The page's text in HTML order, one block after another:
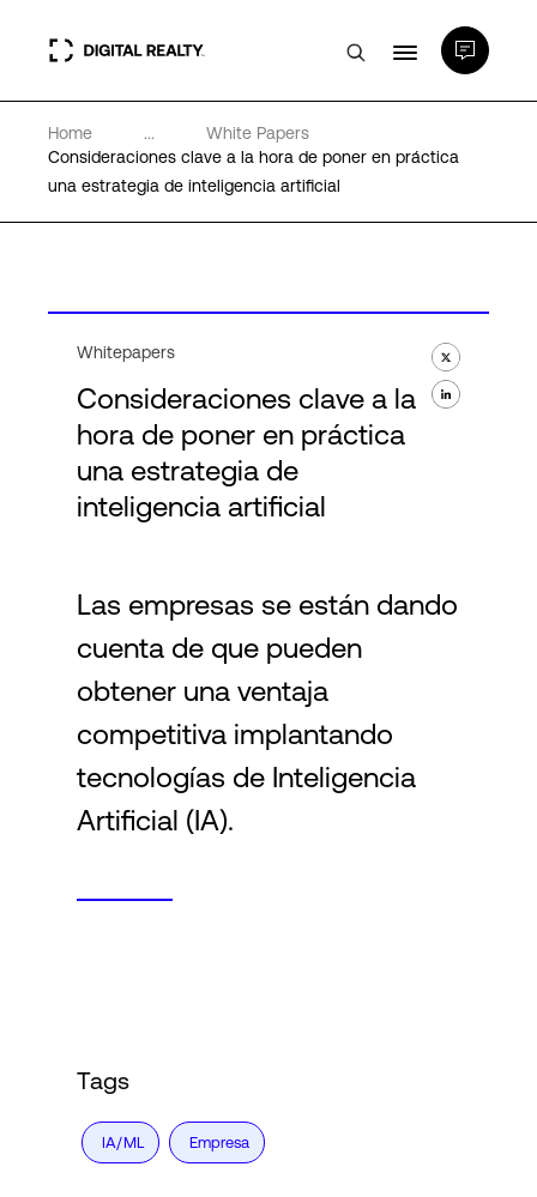
Centros de Datos
PlatformDIGITAL®
Login
Home ...
White Papers
Consideraciones clave a la hora de poner en práctica
una estrategia de inteligencia artificial
Whitepapers
Consideraciones clave a la
hora de poner en práctica
una estrategia de
inteligencia artificial
Las empresas se están dando
cuenta de que pueden
obtener una ventaja
competitiva implantando
tecnologías de Inteligencia
Artificial (IA).
Tags
IA/ML Empresa